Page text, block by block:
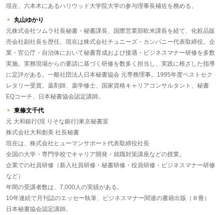
現在、六本木にあるハリウッド大学院大学の参与理事長補佐を務める。
丸山ゆかり
元株式会社ツムラ社長秘書・秘書課長、国際営業部欧米課長を経て、化粧品販
売会社副社長を歴任。現在は株式会社チュニーズ・カンパニー代表取締役。企
業・官公庁・自治体において秘書育成および接遇・ビジネスマナー研修を多数
実施。実務現場からの要請に基づく研修を数多く担当し、実践に根ざした指導
に定評がある。一般社団法人日本秘書協会 元専務理事。1995年度ベストセク
レタリー受賞。薬剤師、薬学修士、国家資格キャリアコンサルタント、秘書
EQコーチ、日本秘書協会認定講師。
東條文千代
元 大和銀行(現 りそな銀行)東京秘書室
株式会社大和創美 社長秘書
現在は、株式会社ヒューマンサポート代表取締役社長
全国の大学・専門学校でキャリア開発・就職対策講座などの授業。
企業での社員研修（新入社員研修・秘書研修・役員研修・ビジネスマナー研修
など）
年間の受講者数は、7,000人の実績がある。
10年連続で月刊誌のエッセー執筆、ビジネスマナー関連の書籍出版（８冊）
日本秘書協会認定講師。